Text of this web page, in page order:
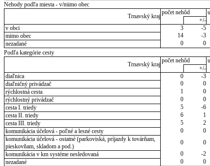
Nehody podľa miesta - v/mimo obec
Trnavský kraj
počet nehôd
+/-
v obci
3 -5
mimo obec
14 -3
nezadané
0 0
Podľa kategórie cesty
Trnavský kraj
počet nehôd
+/-
diaľnica
0 -3
diaľničný privádzač
0 0
rýchlostná cesta
1 0
rýchlostný privádzač
0 0
cesta I. triedy
5 -6
cesta II. triedy
6 1
cesta III. triedy
5 2
komunikácia účelová - poľné a lesné cesty
0 0
komunikácia účelová - ostatné (parkoviská, príjazdy k továrňam,
pieskovňam, skladom a pod.)
0 0
komunikácia v km systéme nesledovaná
0 -2
nezadané
0 0